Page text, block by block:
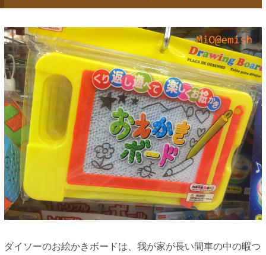
ダイソーのお絵かきボードは、我が家が長い間車の中の暇つ